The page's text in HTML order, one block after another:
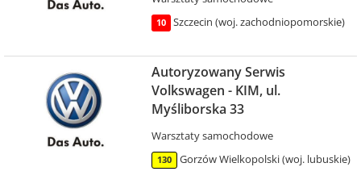
10 Szczecin (woj. zachodniopomorskie)
Autoryzowany Serwis
Volkswagen - KIM, ul.
Myśliborska 33
Warsztaty samochodowe
130 Gorzów Wielkopolski (woj. lubuskie)